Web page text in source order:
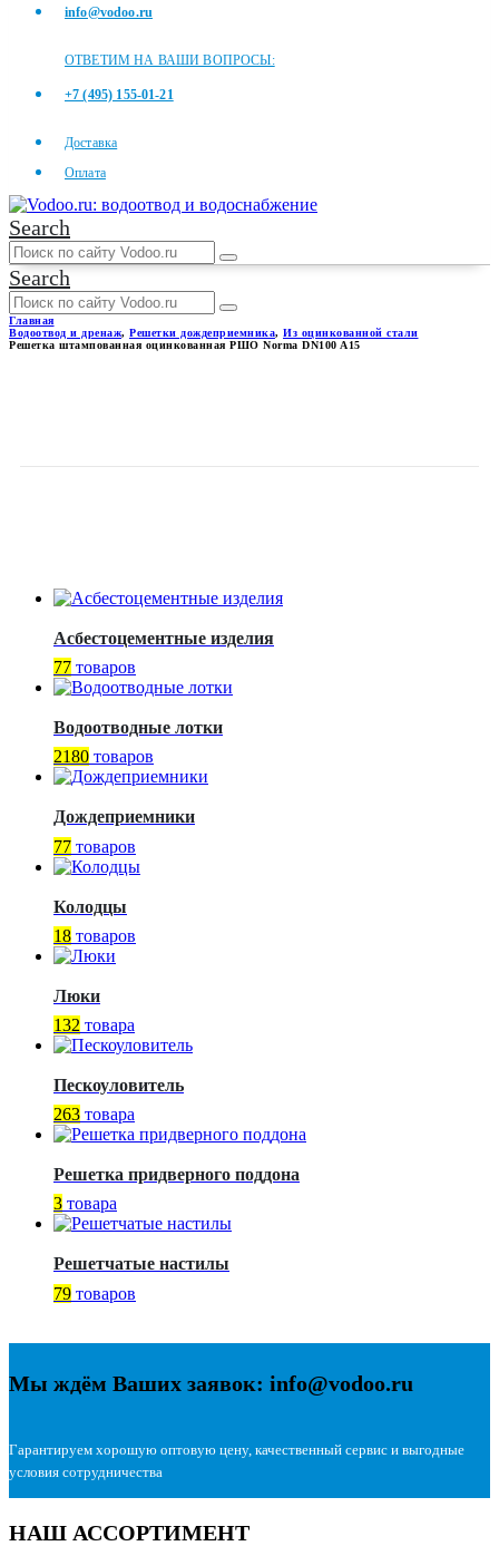
info@vodoo.ru
ОТВЕТИМ НА ВАШИ ВОПРОСЫ:
+7 (495) 155-01-21
Доставка
Оплата
Search
Search
Главная
Водоотвод и дренаж, Решетки дождеприемника, Из оцинкованной стали
Решетка штампованная оцинкованная РШО Norma DN100 A15
Асбестоцементные изделия
77 товаров
Водоотводные лотки
2180 товаров
Дождеприемники
77 товаров
Колодцы
18 товаров
Люки
132 товара
Пескоуловитель
263 товара
Решетка придверного поддона
3 товара
Решетчатые настилы
79 товаров
Мы ждём Ваших заявок: info@vodoo.ru
Гарантируем хорошую оптовую цену, качественный сервис и выгодные
условия сотрудничества
НАШ АССОРТИМЕНТ